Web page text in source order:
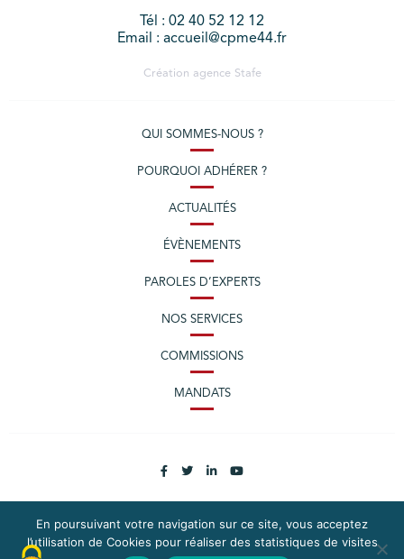
Tél : 02 40 52 12 12
Email : accueil@cpme44.fr
Création agence Stafe
QUI SOMMES-NOUS ?
POURQUOI ADHÉRER ?
ACTUALITÉS
ÉVÈNEMENTS
PAROLES D’EXPERTS
NOS SERVICES
COMMISSIONS
MANDATS
PLAN DU SITE MENTIONS LÉGALES
En poursuivant votre navigation sur ce site, vous acceptez
l’utilisation de Cookies pour réaliser des statistiques de visites